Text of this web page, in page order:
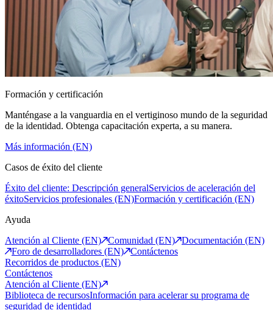
Formación y certificación
Manténgase a la vanguardia en el vertiginoso mundo de la seguridad
de la identidad. Obtenga capacitación experta, a su manera.
Más información (EN)
Casos de éxito del cliente
Éxito del cliente: Descripción generalServicios de aceleración del
éxitoServicios profesionales (EN)Formación y certificación (EN)
Ayuda
Atención al Cliente (EN)
Comunidad (EN)
Documentación (EN)
Foro de desarrolladores (EN)
Contáctenos
Recorridos de productos (EN)
Contáctenos
Atención al Cliente (EN)
Biblioteca de recursosInformación para acelerar su programa de
seguridad de identidad